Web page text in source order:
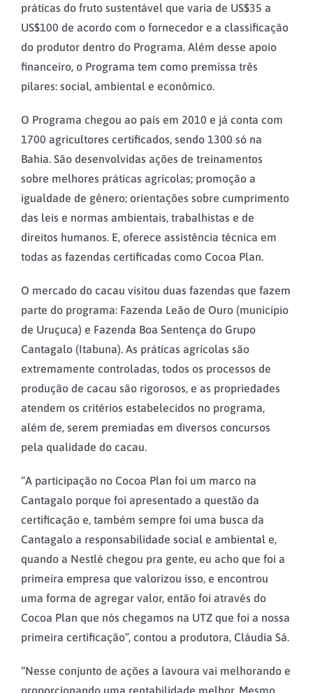
práticas do fruto sustentável que varia de US$35 a
US$100 de acordo com o fornecedor e a classificação
do produtor dentro do Programa. Além desse apoio
financeiro, o Programa tem como premissa três
pilares: social, ambiental e econômico.
O Programa chegou ao país em 2010 e já conta com
1700 agricultores certificados, sendo 1300 só na
Bahia. São desenvolvidas ações de treinamentos
sobre melhores práticas agrícolas; promoção a
igualdade de gênero; orientações sobre cumprimento
das leis e normas ambientais, trabalhistas e de
direitos humanos. E, oferece assistência técnica em
todas as fazendas certificadas como Cocoa Plan.
O mercado do cacau visitou duas fazendas que fazem
parte do programa: Fazenda Leão de Ouro (município
de Uruçuca) e Fazenda Boa Sentença do Grupo
Cantagalo (Itabuna). As práticas agrícolas são
extremamente controladas, todos os processos de
produção de cacau são rigorosos, e as propriedades
atendem os critérios estabelecidos no programa,
além de, serem premiadas em diversos concursos
pela qualidade do cacau.
“A participação no Cocoa Plan foi um marco na
Cantagalo porque foi apresentado a questão da
certificação e, também sempre foi uma busca da
Cantagalo a responsabilidade social e ambiental e,
quando a Nestlé chegou pra gente, eu acho que foi a
primeira empresa que valorizou isso, e encontrou
uma forma de agregar valor, então foi através do
Cocoa Plan que nós chegamos na UTZ que foi a nossa
primeira certificação”, contou a produtora, Cláudia Sá.
“Nesse conjunto de ações a lavoura vai melhorando e
proporcionando uma rentabilidade melhor. Mesmo